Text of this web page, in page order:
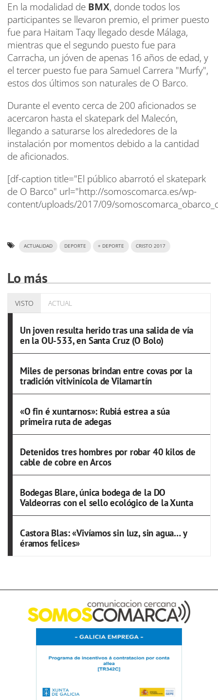
En la modalidad de BMX, donde todos los
participantes se llevaron premio, el primer puesto
fue para Haitam Taqy llegado desde Málaga,
mientras que el segundo puesto fue para
Carracha, un jóven de apenas 16 años de edad, y
el tercer puesto fue para Samuel Carrera "Murfy",
estos dos últimos son naturales de O Barco.
Durante el evento cerca de 200 aficionados se
acercaron hasta el skatepark del Malecón,
llegando a saturarse los alrededores de la
instalación por momentos debido a la cantidad
de aficionados.
[df-caption title="El público abarrotó el skatepark
de O Barco" url="http://somoscomarca.es/wp-
content/uploads/2017/09/
ACTUALIDAD DEPORTE + DEPORTE CRISTO 2017
Lo más
VISTO ACTUAL
Un joven resulta herido tras una salida de vía
en la OU-533, en Santa Cruz (O Bolo)
Miles de personas brindan entre covas por la
tradición vitivinícola de Vilamartín
«O fin é xuntarnos»: Rubiá estrea a súa
primeira ruta de adegas
Detenidos tres hombres por robar 40 kilos de
cable de cobre en Arcos
Bodegas Blare, única bodega de la DO
Valdeorras con el sello ecológico de la Xunta
Castora Blas: «Vivíamos sin luz, sin agua… y
éramos felices»